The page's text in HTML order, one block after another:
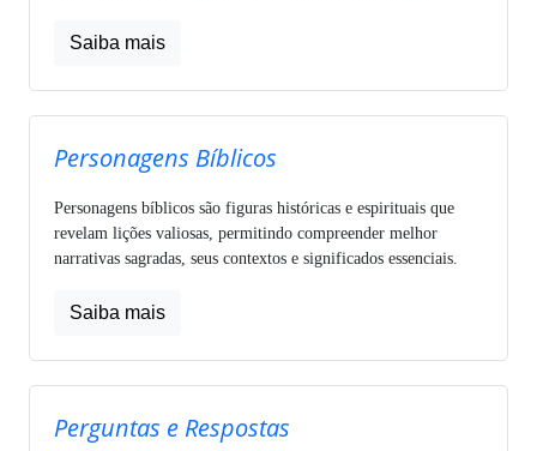
Saiba mais
Personagens Bíblicos
Personagens bíblicos são figuras históricas e espirituais que
revelam lições valiosas, permitindo compreender melhor
narrativas sagradas, seus contextos e significados essenciais.
Saiba mais
Perguntas e Respostas